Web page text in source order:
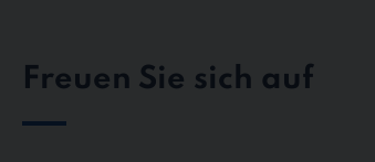
Freuen Sie sich auf